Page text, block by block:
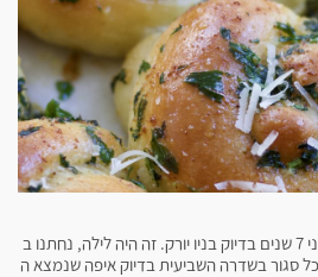
את הלחמניות האלה טעמתי לפני 7 שנים בדיוק בניו יורק. זה היה לילה, נחתנו ב
סגור בשדרה השביעית בדיוק איפה שנמצא ה